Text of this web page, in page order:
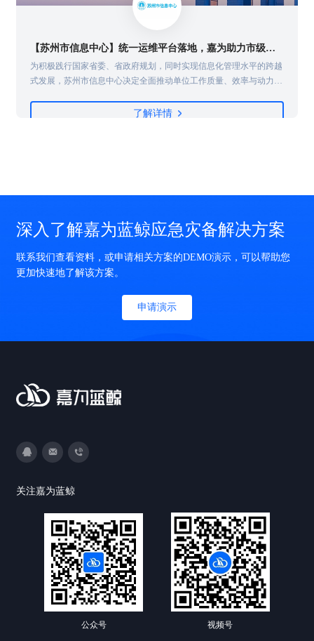
【苏州市信息中心】统一运维平台落地，嘉为助力市级政府数字化转型！
为积极践行国家省委、省政府规划，同时实现信息化管理水平的跨越
式发展，苏州市信息中心决定全面推动单位工作质量、效率与动力的
稳定发展，实现技术与业务的快速融合......
了解详情
深入了解嘉为蓝鲸应急灾备解决方案
联系我们查看资料，或申请相关方案的DEMO演示，可以帮助您
更加快速地了解该方案。
申请演示
关注嘉为蓝鲸
公众号 视频号